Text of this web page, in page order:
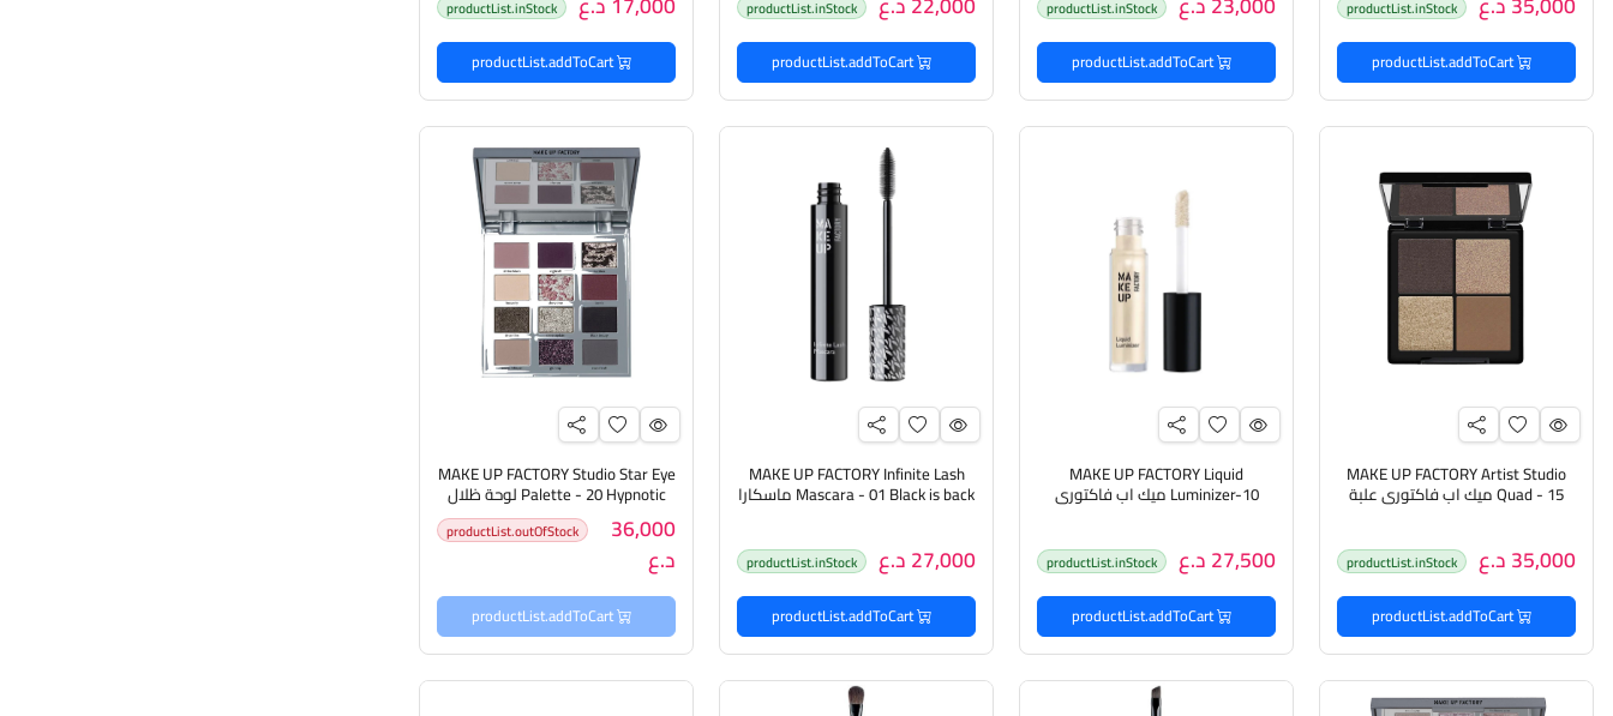
بشرتك تألقاً طبيعياً دافئاً.
productList.inStock
productList.addToCart
ماسكارا للرموش باللون البرغندي (
productList.inStock
productList.addToCart
productList.inStock
productList.addToCart
productList.inStock
productList.addToCart
MAKE UP FACTORY Artist Studio
Quad - 15 ميك اب فاكتوري علبة
35,000 د.ع productList.inStock
productList.addToCart
MAKE UP FACTORY Liquid
Luminizer-10 ميك اب فاكتوري
27,500 د.ع productList.inStock
productList.addToCart
MAKE UP FACTORY Infinite Lash
Mascara - 01 Black is back ماسكارا
27,000 د.ع productList.inStock
productList.addToCart
MAKE UP FACTORY Studio Star Eye
Palette - 20 Hypnotic لوحة ظلال
العيون من ميك اب فاكتوري
36,000
د.ع
productList.outOfStock
productList.addToCart